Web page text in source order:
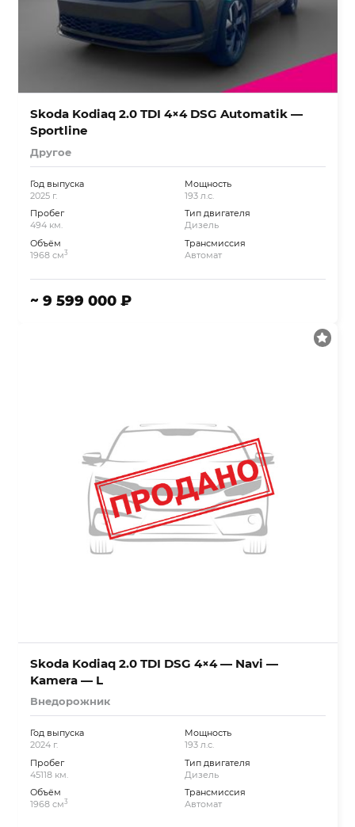
Skoda Kodiaq 2.0 TDI 4×4 DSG Automatik —
Sportline
Другое
Год выпуска
2025 г.
Пробег
494 км.
Объём
1968 см3
Мощность
193 л.с.
Тип двигателя
Дизель
Трансмиссия
Автомат
~ 9 599 000 ₽
Skoda Kodiaq 2.0 TDI DSG 4×4 — Navi —
Kamera — L
Внедорожник
Год выпуска
2024 г.
Пробег
45118 км.
Объём
1968 см3
Мощность
193 л.с.
Тип двигателя
Дизель
Трансмиссия
Автомат